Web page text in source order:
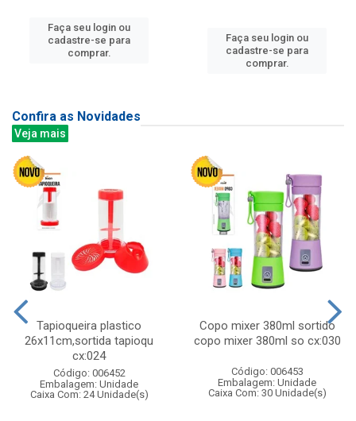
Faça seu login ou
cadastre-se para
comprar.
Faça seu login ou
cadastre-se para
comprar.
Confira as Novidades
Veja mais
Tapioqueira plastico
26x11cm,sortida tapioqu
cx:024
Código: 006452
Embalagem: Unidade
Caixa Com: 24 Unidade(s)
Copo mixer 380ml sortido
copo mixer 380ml so cx:030
Código: 006453
Embalagem: Unidade
Caixa Com: 30 Unidade(s)